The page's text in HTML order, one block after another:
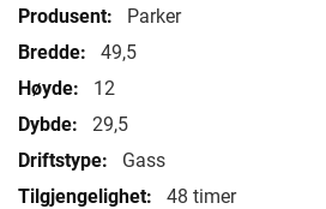
Parker
49,5
12
29,5
Gass
48 timer